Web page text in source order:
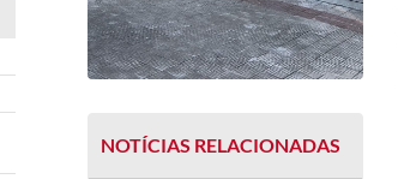
NOTÍCIAS RELACIONADAS